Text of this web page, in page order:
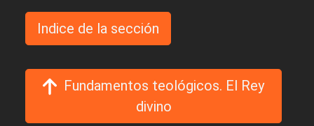
Indice de la sección
Fundamentos teológicos. El Rey
divino